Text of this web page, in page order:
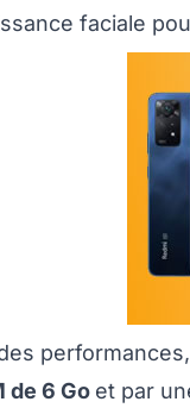
faciale
de 6 Go et par